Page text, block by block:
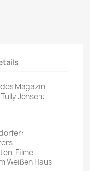
Magazin
Jensen:
Filme
Weißen Haus